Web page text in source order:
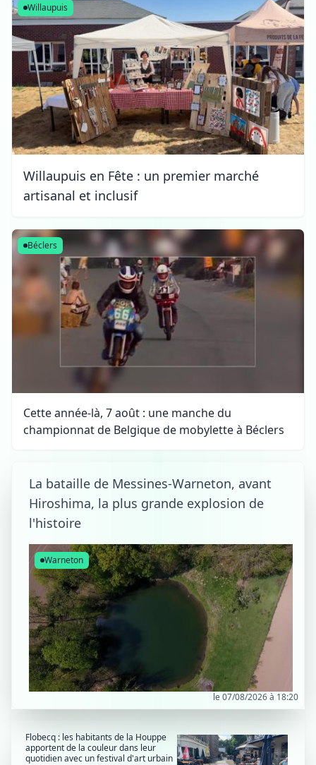
Willaupuis
Willaupuis en Fête : un premier marché
artisanal et inclusif
Béclers
Cette année-là, 7 août : une manche du
championnat de Belgique de mobylette à Béclers
La bataille de Messines-Warneton, avant
Hiroshima, la plus grande explosion de
l'histoire
le 07/08/2026 à 18:20
Warneton
Flobecq : les habitants de la Houppe
apportent de la couleur dans leur
quotidien avec un festival d'art urbain